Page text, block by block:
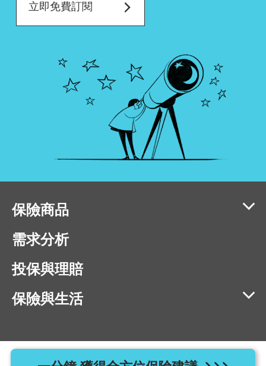
立即免費訂閱
保險商品
需求分析
投保與理賠
保險與生活